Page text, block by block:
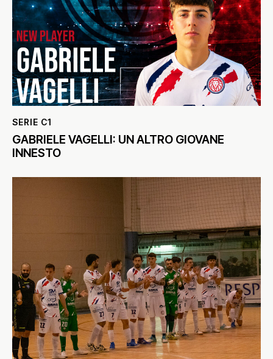
SERIE C1
GABRIELE VAGELLI: UN ALTRO GIOVANE
INNESTO